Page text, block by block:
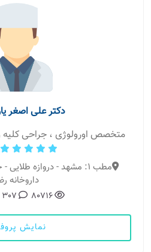
دکتر علی اصغر
متخصص اورولوژی ، جراحی کلیه
مطب 1: مشهد - دروازه
داروخانه
80716
307
نمایش